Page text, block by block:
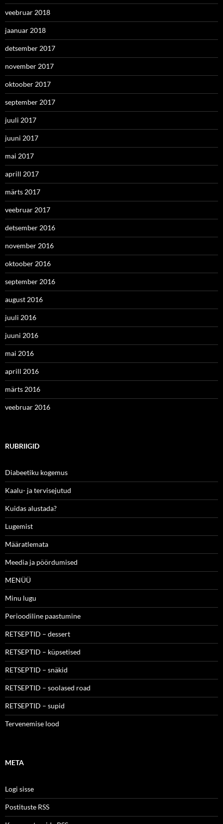
veebruar 2018
jaanuar 2018
detsember 2017
november 2017
oktoober 2017
september 2017
juuli 2017
juuni 2017
mai 2017
aprill 2017
märts 2017
veebruar 2017
detsember 2016
november 2016
oktoober 2016
september 2016
august 2016
juuli 2016
juuni 2016
mai 2016
aprill 2016
märts 2016
veebruar 2016
RUBRIIGID
Diabeetiku kogemus
Kaalu- ja tervisejutud
Kuidas alustada?
Lugemist
Määratlemata
Meedia ja pöördumised
MENÜÜ
Minu lugu
Perioodiline paastumine
RETSEPTID – dessert
RETSEPTID – küpsetised
RETSEPTID – snäkid
RETSEPTID – soolased road
RETSEPTID – supid
Tervenemise lood
META
Logi sisse
Postituste RSS